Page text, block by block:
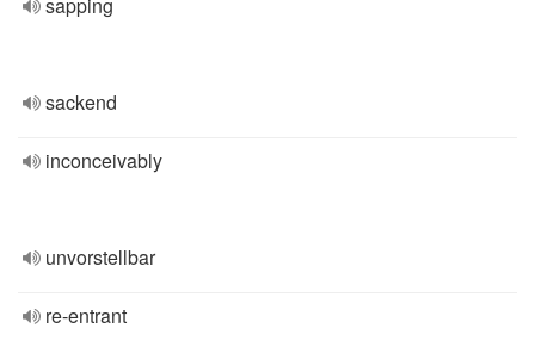
sackend
inconceivably
unvorstellbar
re-entrant